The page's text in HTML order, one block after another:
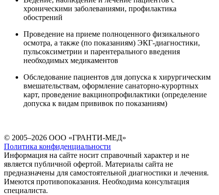
хроническими заболеваниями, профилактика
обострений
Проведение на приеме полноценного физикального
осмотра, а также (по показаниям) ЭКГ-диагностики,
пульсоксиметрии и парентерального введения
необходимых медикаментов
Обследование пациентов для допуска к хирургическим
вмешательствам, оформление санаторно-курортных
карт, проведение вакцинопрофилактики (определение
допуска к видам прививок по показаниям)
© 2005–2026 ООО «ГРАНТИ-МЕД»
Политика конфиденциальности
Информация на сайте носит справочный характер и не
является публичной офертой. Материалы сайта не
предназначены для самостоятельной диагностики и лечения.
Имеются противопоказания. Необходима консультация
специалиста.